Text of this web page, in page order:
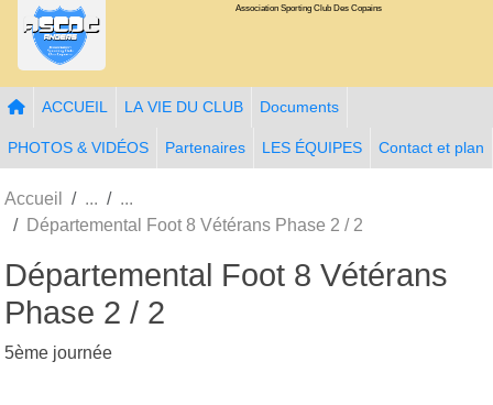
Association Sporting Club Des Copains
ACCUEIL LA VIE DU CLUB Documents
PHOTOS & VIDÉOS Partenaires LES ÉQUIPES Contact et plan
Accueil
Départemental Foot 8 Vétérans Phase 2 / 2
Départemental Foot 8 Vétérans
Phase 2 / 2
5ème journée
Panneau de gestion des cookies